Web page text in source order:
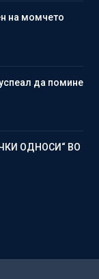
на момчето
да помине
ОДНОСИ“ ВО